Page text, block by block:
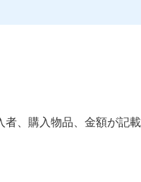
者、購入物品、金額が記載